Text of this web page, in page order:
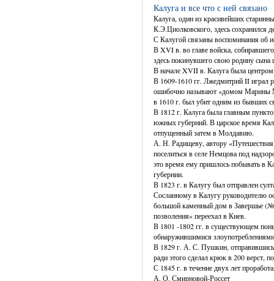
Калуга и все что с ней связано
Калуга, один из красивейших
К.Э.Циолковского, здесь сохранился
С Калугой связаны воспоминания об
В XVI в. во главе войска,
здесь покинувшего свою родину сына
В начале XVII в. Калуга была центром
В 1609-1610 гг. Лжедмитрий II играл
ошибочно называют «домом Марины
в 1610 г. был убит одним из бывших
В 1812 г. Калуга была главным
южных губерний. В царское время
отпущенный затем в Молдавию.
А. Н. Радищеву, автору «Путешествия
поселиться в селе Немцова под
это время ему пришлось побывать в
губернии.
В 1823 г. в Калугу был отправлен
Сосланному в Калугу руководителю
большой каменный дом в Завершье (№
позволения» переехал в Киев.
В 1801 -1802 гг. в существующем
обнаружившимися
В 1829 г. А. С. Пушкин, отправившись
ради этого сделал крюк в 200 верст,
С 1845 г. в течение двух лет
А. О. Смирновой-Россет